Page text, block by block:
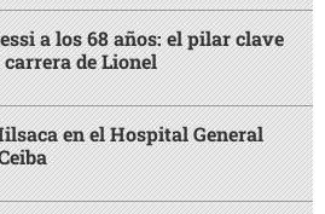
a los 68 años: el pilar clave
de Lionel
en el Hospital General